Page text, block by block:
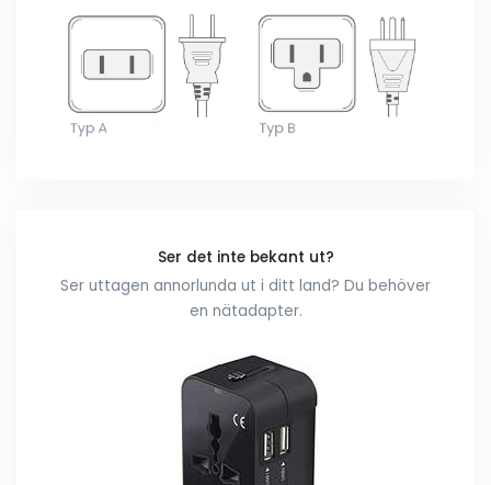
Ser det inte bekant ut?
Ser uttagen annorlunda ut i ditt land? Du behöver
en nätadapter.